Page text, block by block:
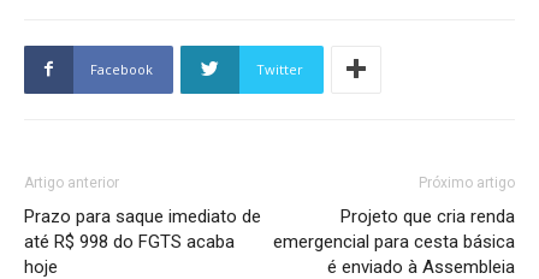
Facebook Twitter
Artigo anterior
Prazo para saque imediato de
até R$ 998 do FGTS acaba
hoje
Próximo artigo
Projeto que cria renda
emergencial para cesta básica
é enviado à Assembleia